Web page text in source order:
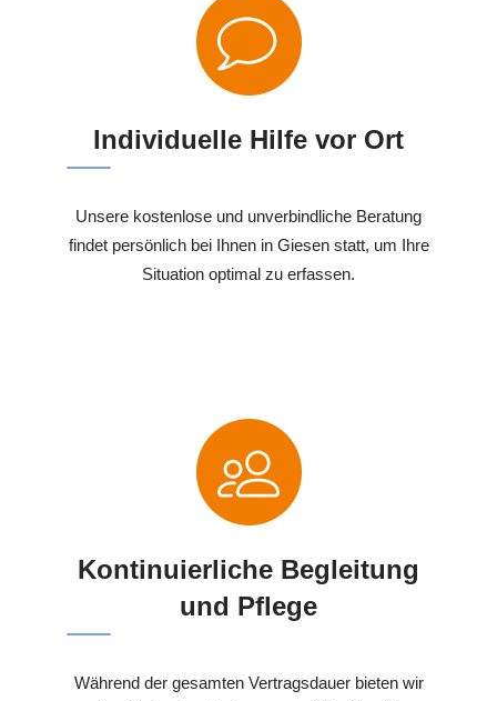
Individuelle Hilfe vor Ort
Unsere kostenlose und unverbindliche Beratung
findet persönlich bei Ihnen in Giesen statt, um Ihre
Situation optimal zu erfassen.
Kontinuierliche Begleitung
und Pflege
Während der gesamten Vertragsdauer bieten wir